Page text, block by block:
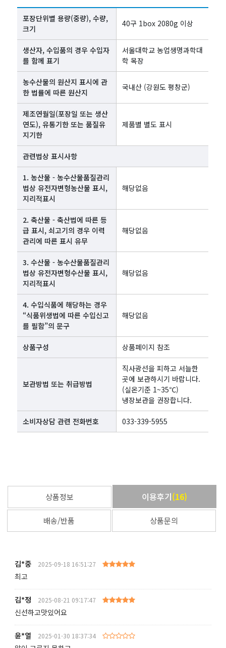
포장단위별 용량(중량), 수량,
크기
40구 1box 2080g 이상
생산자, 수입품의 경우 수입자
를 함께 표기
서울대학교 농업생명과학대
학 목장
농수산물의 원산지 표시에 관
한 법률에 따른 원산지
국내산 (강원도 평창군)
제조연월일(포장일 또는 생산
연도), 유통기한 또는 품질유
지기한
제품별 별도 표시
관련법상 표시사항
1. 농산물 - 농수산물품질관리
법상 유전자변형농산물 표시,
지리적표시
해당없음
2. 축산물 - 축산법에 따른 등
급 표시, 쇠고기의 경우 이력
관리에 따른 표시 유무
해당없음
3. 수산물 - 농수산물품질관리
법상 유전자변형수산물 표시,
지리적표시
해당없음
4. 수입식품에 해당하는 경우
“식품위생법에 따른 수입신고
를 필함”의 문구
해당없음
상품구성 상품페이지 참조
보관방법 또는 취급방법
직사광선을 피하고 서늘한
곳에 보관하시기 바랍니다.
(실온기준 1~35℃)
냉장보관을 권장합니다.
소비자상담 관련 전화번호 033-339-5955
상품정보 이용후기(16)
배송/반품 상품문의
김*중 2025-09-18 16:51:27
최고
김*정 2025-08-21 09:17:47
신선하고맛있어요
윤*열 2025-01-30 18:37:34